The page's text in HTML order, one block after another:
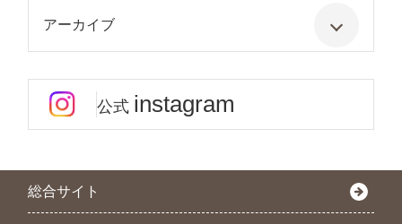
アーカイブ
公式 instagram
総合サイト